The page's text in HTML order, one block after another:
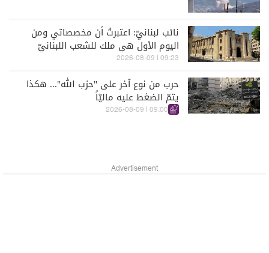
نائب لبنانيّ: اعتبرتُ أن مخصصاتي ومن
اليوم الأول هي ملك للشعب اللبنانيّ
09:23 | 2026-08-09
حرب من نوع آخر على "حزب الله"... هكذا
يتمّ الضغط عليه ماليّاً
09:00 | 2026-08-09
Advertisement